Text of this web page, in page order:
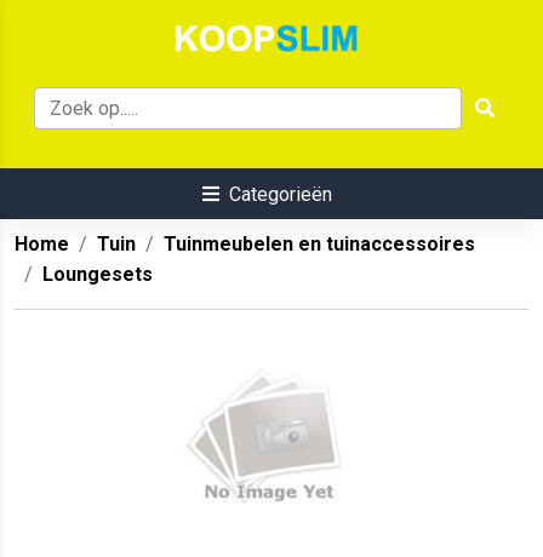
Categorieën
Home Tuin
Tuinmeubelen en tuinaccessoires
Loungesets